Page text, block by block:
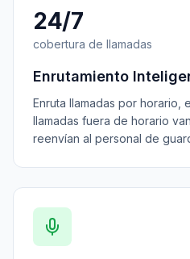
24/7
cobertura de llamadas
Enrutamiento
Enruta llamadas por horario,
llamadas fuera de horario
reenvían al personal de